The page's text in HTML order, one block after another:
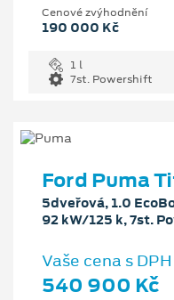
Cenové zvýhodnění
190 000 Kč
1 l
7st. Powershift
Ford Puma
5dveřová, 1.0
92 kW/125 k, 7st.
Vaše cena s DPH
540 900 Kč